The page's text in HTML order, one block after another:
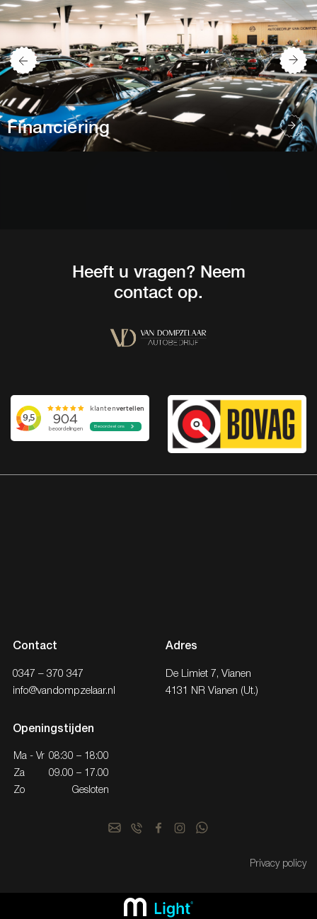
Financiering
Heeft u vragen? Neem
contact op.
Contact
0347 – 370 347
info@vandompzelaar.nl
Adres
De Limiet 7, Vianen
4131 NR Vianen (Ut.)
Openingstijden
Ma - Vr 08:30 – 18:00
Za
09.00 – 17.00
Zo
Gesloten
Privacy policy